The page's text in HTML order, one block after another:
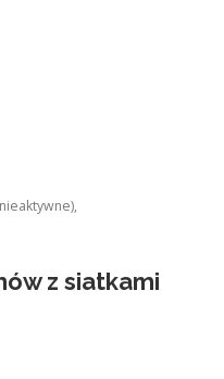
z siatkami